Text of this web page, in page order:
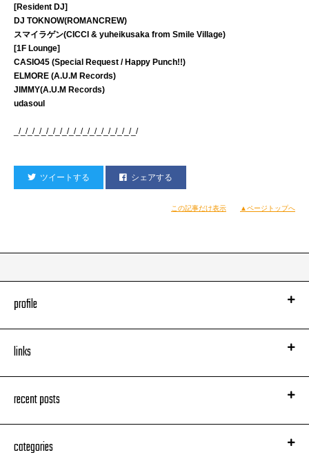
[Resident DJ]
DJ TOKNOW(ROMANCREW)
スマイラゲン(CICCI & yuheikusaka from Smile Village)
[1F Lounge]
CASIO45 (Special Request / Happy Punch!!)
ELMORE (A.U.M Records)
JIMMY(A.U.M Records)
udasoul
_/_/_/_/_/_/_/_/_/_/_/_/_/_/_/_/_/_/
ツイートする シェアする
この記事だけ表示 ▲ページトップへ
profile
links
recent posts
categories